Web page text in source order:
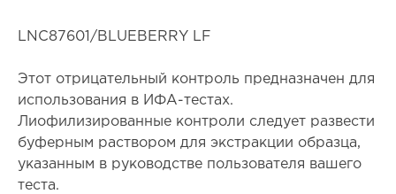
LNC87601/BLUEBERRY LF
Этот отрицательный контроль предназначен для
использования в ИФА-тестах.
Лиофилизированные контроли следует развести
буферным раствором для экстракции образца,
указанным в руководстве пользователя вашего
теста.